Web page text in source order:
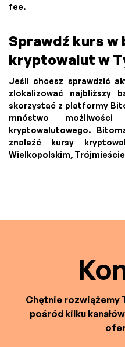
fee.
Sprawdź kurs w
kryptowalut w
Jeśli chcesz sprawdzić
zlokalizować najbliższy
skorzystać z platformy
mnóstwo
kryptowalutowego.
znaleźć kursy
Wielkopolskim,
Chętnie rozwiążemy
pośród kilku